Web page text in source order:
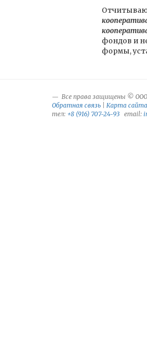
фондов и
формы,
Все права защищены ©
Обратная связь
Карта сайта
тел: +8 (916) 707-24-93 email: